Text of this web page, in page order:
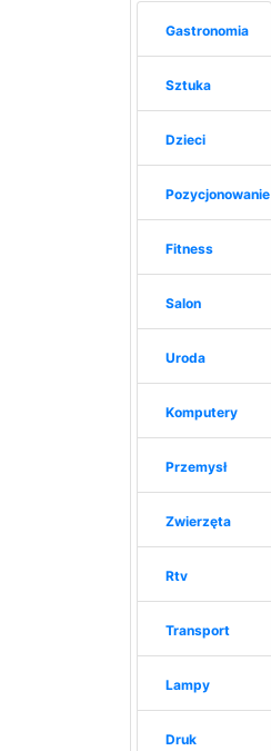
Gastronomia
Sztuka
Dzieci
Pozycjonowanie
Fitness
Salon
Uroda
Komputery
Przemysł
Zwierzęta
Rtv
Transport
Lampy
Druk